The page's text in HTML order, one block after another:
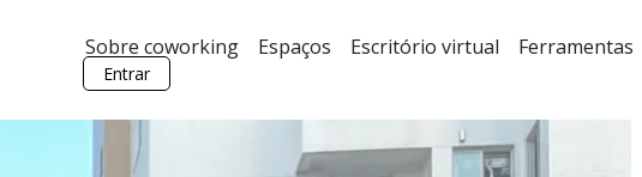
Sobre coworking Espaços Escritório virtual Ferramentas
Entrar